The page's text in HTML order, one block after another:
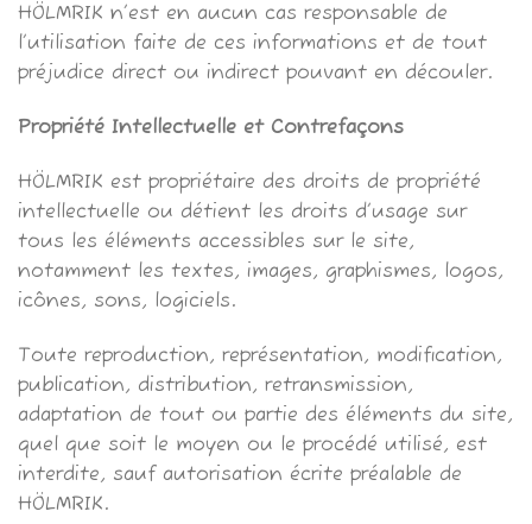
HÖLMRIK n’est en aucun cas responsable de
l’utilisation faite de ces informations et de tout
préjudice direct ou indirect pouvant en découler.
Propriété Intellectuelle et Contrefaçons
HÖLMRIK est propriétaire des droits de propriété
intellectuelle ou détient les droits d’usage sur
tous les éléments accessibles sur le site,
notamment les textes, images, graphismes, logos,
icônes, sons, logiciels.
Toute reproduction, représentation, modification,
publication, distribution, retransmission,
adaptation de tout ou partie des éléments du site,
quel que soit le moyen ou le procédé utilisé, est
interdite, sauf autorisation écrite préalable de
HÖLMRIK.